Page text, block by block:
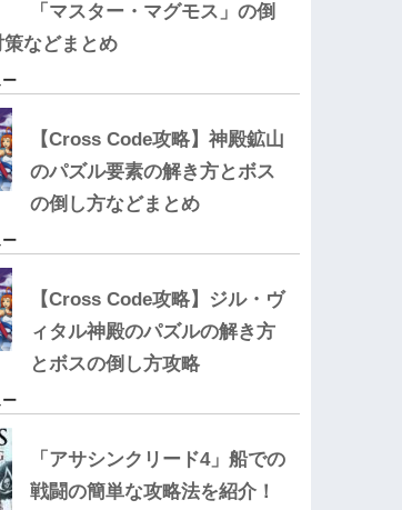
「マスター・マグモス」の倒
策などまとめ
【Cross Code攻略】神殿鉱山
のパズル要素の解き方とボス
の倒し方などまとめ
【Cross Code攻略】ジル・ヴ
ィタル神殿のパズルの解き方
とボスの倒し方攻略
「アサシンクリード4」船での
戦闘の簡単な攻略法を紹介！